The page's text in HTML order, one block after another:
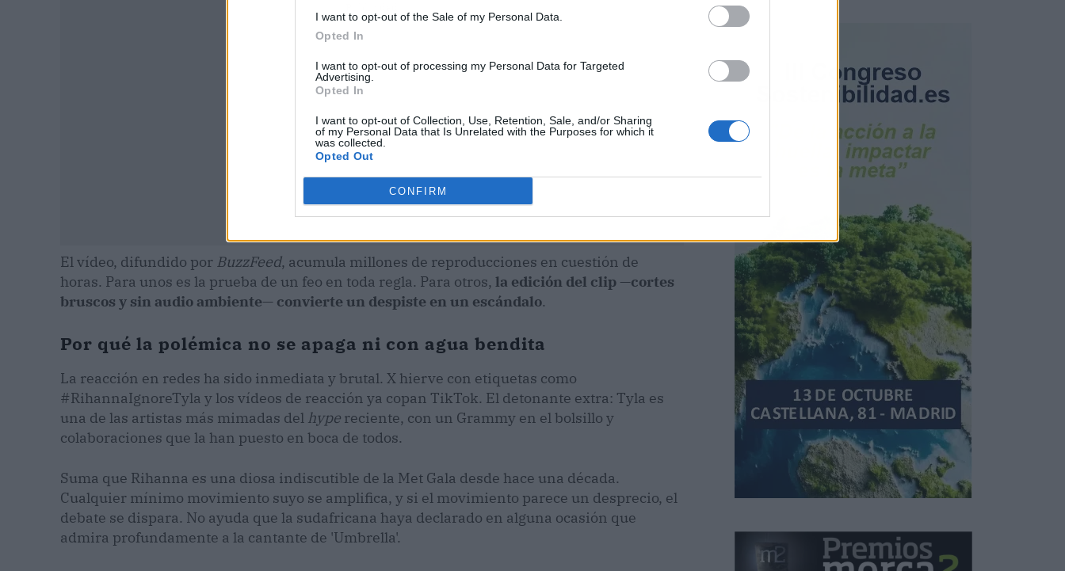
I want to opt-out of the Sale of my Personal Data.
Opted In
I want to opt-out of processing my Personal Data for Targeted
Advertising.
Opted In
I want to opt-out of Collection, Use, Retention, Sale, and/or Sharing
of my Personal Data that Is Unrelated with the Purposes for which it
was collected.
Opted Out
CONFIRM
El vídeo, difundido por BuzzFeed, acumula millones de reproducciones en cuestión de
horas. Para unos es la prueba de un feo en toda regla. Para otros, la edición del clip —cortes
bruscos y sin audio ambiente— convierte un despiste en un escándalo.
Por qué la polémica no se apaga ni con agua bendita
La reacción en redes ha sido inmediata y brutal. X hierve con etiquetas como
#RihannaIgnoreTyla y los vídeos de reacción ya copan TikTok. El detonante extra: Tyla es
una de las artistas más mimadas del hype reciente, con un Grammy en el bolsillo y
colaboraciones que la han puesto en boca de todos.
Suma que Rihanna es una diosa indiscutible de la Met Gala desde hace una década.
Cualquier mínimo movimiento suyo se amplifica, y si el movimiento parece un desprecio, el
debate se dispara. No ayuda que la sudafricana haya declarado en alguna ocasión que
admira profundamente a la cantante de 'Umbrella'.